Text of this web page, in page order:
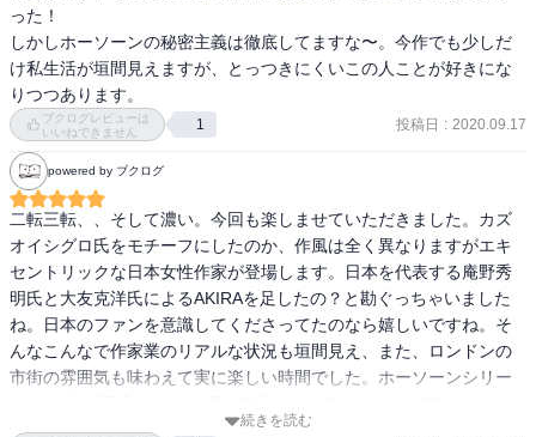
ともすれば誰もが安心して簡単に絶望してしまう殺人事件という
奔流の中で、真実の追求と云うある種異質な行動原理で動いていく
探偵というものに、全く純粋な希望のようなものを感じてしまうの
は夢を見過ぎだろうか。
でもなぁ探偵って、オレには昔からヒーローだったんだよなぁ。
「ありえないことを排除していけば、最後に残るのは、どんなに信
じられないことであっても、それが真実なんですよ」
旧典へのリスペクトも端々にウィットと共に見えて、
１作目より２作目のほうが面白い、って云うのがまた嬉しい。た
った！
しかしホーソーンの秘密主義は徹底してますな〜。今作でも少しだ
け私生活が垣間見えますが、とっつきにくいこの人ことが好きにな
りつつあります。
ブクログレビューは
いいねできません
1 投稿日 : 2020.09.17
powered by ブクログ
二転三転、、そして濃い。今回も楽しませていただきました。カズ
オイシグロ氏をモチーフにしたのか、作風は全く異なりますがエキ
セントリックな日本女性作家が登場します。日本を代表する庵野秀
明氏と大友克洋氏によるAKIRAを足したの？と勘ぐっちゃいました
ね。日本のファンを意識してくださってたのなら嬉しいですね。そ
んなこんなで作家業のリアルな状況も垣間見え、また、ロンドンの
市街の雰囲気も味わえて実に楽しい時間でした。ホーソーンシリー
らあと一作は読めるんですね。楽しみでーす。
続きを読む